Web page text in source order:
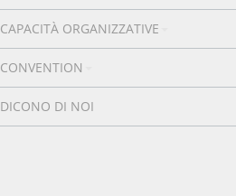
CAPACITÀ ORGANIZZATIVE
CONVENTION
DICONO DI NOI